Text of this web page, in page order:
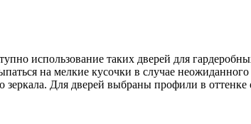
использование таких дверей для
на мелкие кусочки в случае
зеркала. Для дверей выбраны профили в